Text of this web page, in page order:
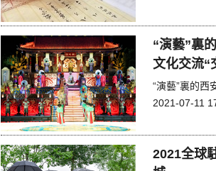
“演藝”裏
文化交流“
“演藝”裏的西
2021-07-11
2021全球